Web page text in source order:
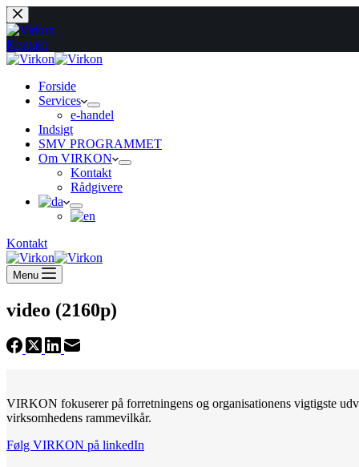
Fortsæt
til
indhold
Kontakt
Forside
Services
e-handel
Indsigt
SMV PROGRAMMET
Om VIRKON
Kontakt
Rådgivere
Kontakt
Menu
video (2160p)
VIRKON fokuserer på forretningens og organisationens vigtigste
virksomhedens rammevilkår.
Følg VIRKON på linkedIn